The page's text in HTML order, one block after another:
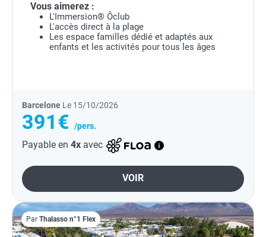
Vous aimerez :
L'Immersion® Ôclub
L'accès direct à la plage
Les espace familles dédié et adaptés aux
enfants et les activités pour tous les âges
Barcelone Le 15/10/2026
391€ /pers.
Payable en 4x avec
VOIR
Par Thalasso n°1 Flex